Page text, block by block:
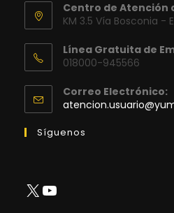
Centro de Atención
KM 3.5 Vía Bosconia -
Línea Gratuita de
018000-945566
Correo Electrónico:
Síguenos
X YouTube